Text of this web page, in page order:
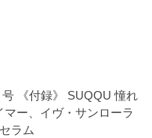
《付録》 SUQQU 憧れ
ー、イヴ・サンローラ
ラム